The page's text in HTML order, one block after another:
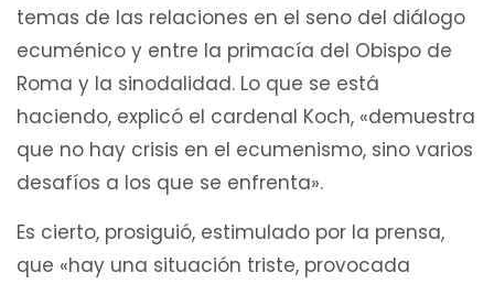
temas de las relaciones en el seno del diálogo
ecuménico y entre la primacía del Obispo de
Roma y la sinodalidad. Lo que se está
haciendo, explicó el cardenal Koch, «demuestra
que no hay crisis en el ecumenismo, sino varios
desafíos a los que se enfrenta».
Es cierto, prosiguió, estimulado por la prensa,
que «hay una situación triste, provocada